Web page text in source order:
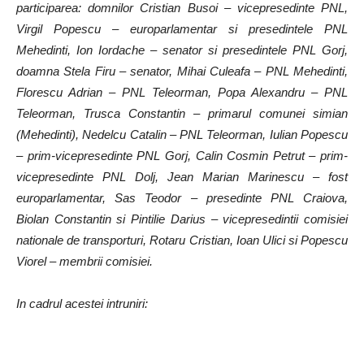
participarea: domnilor Cristian Busoi – vicepresedinte PNL,
Virgil Popescu – europarlamentar si presedintele PNL
Mehedinti, Ion Iordache – senator si presedintele PNL Gorj,
doamna Stela Firu – senator, Mihai Culeafa – PNL Mehedinti,
Florescu Adrian – PNL Teleorman, Popa Alexandru – PNL
Teleorman, Trusca Constantin – primarul comunei simian
(Mehedinti), Nedelcu Catalin – PNL Teleorman, Iulian Popescu
– prim-vicepresedinte PNL Gorj, Calin Cosmin Petrut – prim-
vicepresedinte PNL Dolj, Jean Marian Marinescu – fost
europarlamentar, Sas Teodor – presedinte PNL Craiova,
Biolan Constantin si Pintilie Darius – vicepresedintii comisiei
nationale de transporturi, Rotaru Cristian, Ioan Ulici si Popescu
Viorel – membrii comisiei.
In cadrul acestei intruniri: